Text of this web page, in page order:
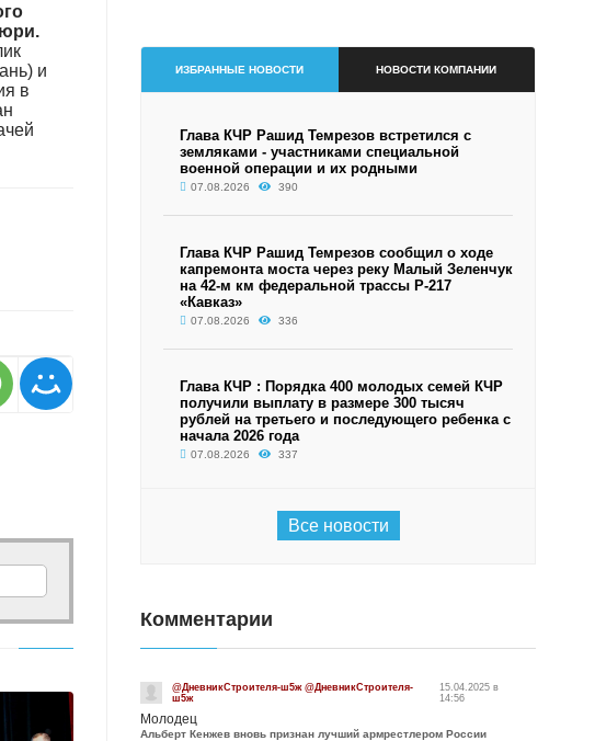
и
в
ИЗБРАННЫЕ НОВОСТИ НОВОСТИ КОМПАНИИ
Глава КЧР Рашид Темрезов встретился с
земляками - участниками специальной
военной операции и их родными
07.08.2026 390
Глава КЧР Рашид Темрезов сообщил о ходе
капремонта моста через реку Малый Зеленчук
на 42-м км федеральной трассы Р-217
«Кавказ»
07.08.2026 336
Глава КЧР : Порядка 400 молодых семей КЧР
получили выплату в размере 300 тысяч
рублей на третьего и последующего ребенка с
начала 2026 года
07.08.2026 337
Все новости
Комментарии
@ДневникСтроителя-ш5ж @ДневникСтроителя-
ш5ж
15.04.2025 в
14:56
Молодец
Альберт Кенжев вновь признан лучший армрестлером России